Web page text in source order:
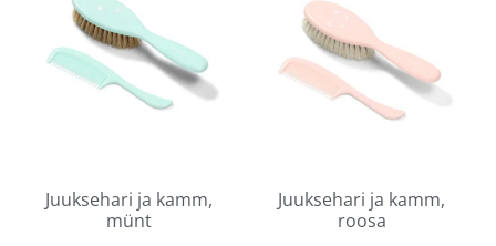
Juuksehari ja kamm,
münt
Juuksehari ja kamm,
roosa